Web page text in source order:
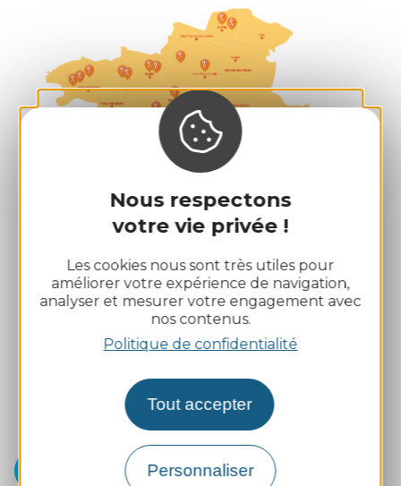
Nous respectons
votre vie privée !
Les cookies nous sont très utiles pour
améliorer votre expérience de navigation,
analyser et mesurer votre engagement avec
nos contenus.
Politique de confidentialité
Tout accepter
Personnaliser